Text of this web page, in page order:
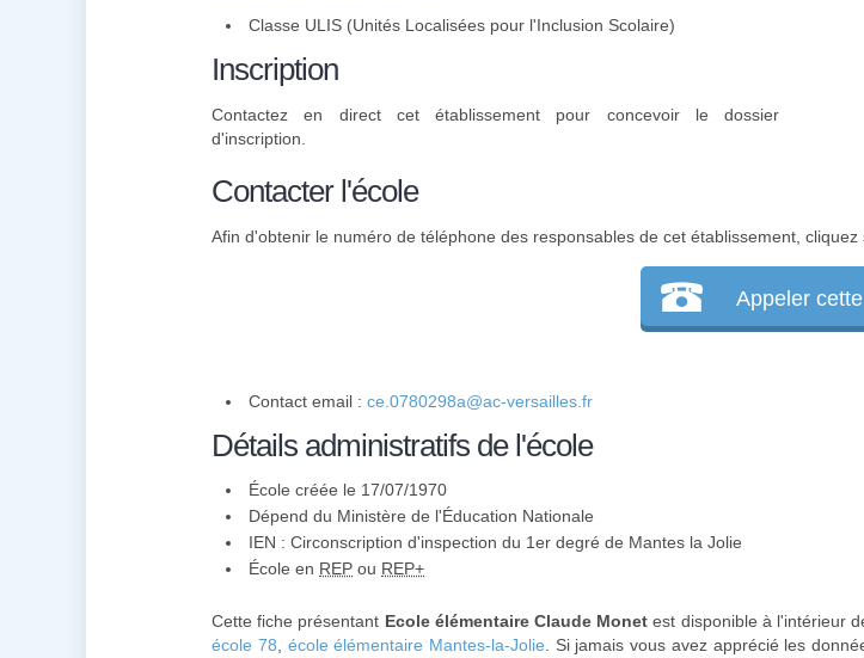
Classe ULIS (Unités Localisées pour l'Inclusion Scolaire)
Inscription
Contactez en direct cet établissement pour concevoir le dossier
d'inscription.
Contacter l'école
Afin d'obtenir le numéro de téléphone des responsables de cet établissement, cliquez
Appeler
Contact email : ce.0780298a@ac-versailles.fr
Détails administratifs de l'école
École créée le 17/07/1970
Dépend du Ministère de l'Éducation Nationale
IEN : Circonscription d'inspection du 1er degré de Mantes la Jolie
École en REP ou REP+
Cette fiche présentant Ecole élémentaire Claude Monet est disponible à l'intérieur
école 78
école élémentaire Mantes-la-Jolie . Si jamais vous avez apprécié les